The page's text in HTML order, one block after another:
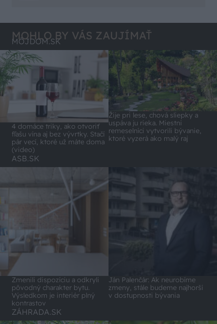
MOHLO BY VÁS ZAUJÍMAŤ
MÔJDOM.SK
4 domáce triky, ako otvoriť
fľašu vína aj bez vývrtky. Stačí
pár vecí, ktoré už máte doma
(video)
Žije pri lese, chová sliepky a
uspáva ju rieka. Miestni
remeselníci vytvorili bývanie,
ktoré vyzerá ako malý raj
ASB.SK
Zmenili dispozíciu a odkryli
pôvodný charakter bytu.
Výsledkom je interiér plný
kontrastov
Ján Palenčár: Ak neurobíme
zmeny, stále budeme najhorší
v dostupnosti bývania
ZÁHRADA.SK